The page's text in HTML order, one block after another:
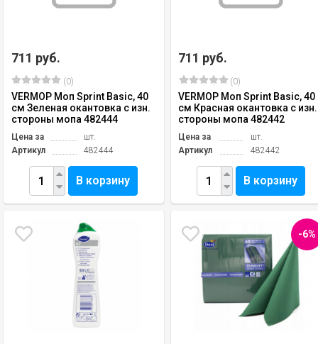
711 руб.
(0)
VERMOP Моп Sprint Basic, 40
см Зеленая окантовка с изн.
стороны мопа 482444
Цена за
шт.
Артикул
482444
В корзину
711 руб.
(0)
VERMOP Моп Sprint Basic, 40
см Красная окантовка с изн.
стороны мопа 482442
Цена за
шт.
Артикул
482442
В корзину
-6%